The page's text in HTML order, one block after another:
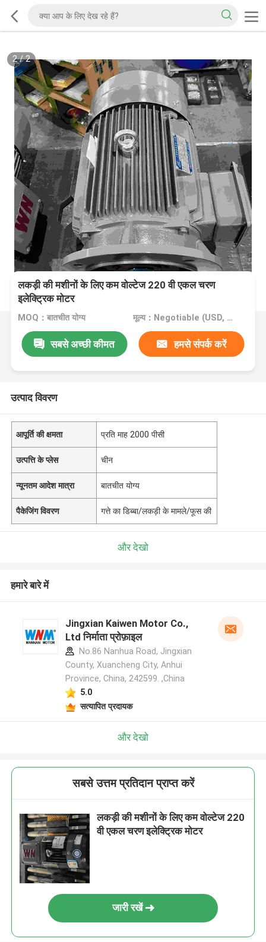
2/2
लकड़ी की मशीनों के लिए कम वोल्टेज 220 वी एकल चरण
इलेक्ट्रिक मोटर
MOQ：बातचीत योग्य मूल्य：Negotiable (USD, RMB)
सबसे अच्छी कीमत हमसे संपर्क करें
उत्पाद विवरण
आपूर्ति की क्षमता प्रति माह 2000 पीसी
उत्पत्ति के प्लेस चीन
न्यूनतम आदेश मात्रा बातचीत योग्य
पैकेजिंग विवरण गत्ते का डिब्बा/लकड़ी के मामले/फूस की
और देखो
हमारे बारे में
Jingxian Kaiwen Motor Co.,
Ltd निर्माता प्रोफ़ाइल
No.86 Nanhua Road, Jingxian
County, Xuancheng City, Anhui
Province, China, 242599. ,China
5.0
सत्यापित प्रदायक
और देखो
सबसे उत्तम प्रतिदान प्राप्त करें
लकड़ी की मशीनों के लिए कम वोल्टेज 220
वी एकल चरण इलेक्ट्रिक मोटर
जारी रखें